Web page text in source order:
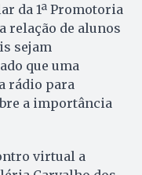
da 1ª Promotoria
relação de alunos
sejam
que uma
rádio para
a importância
virtual a